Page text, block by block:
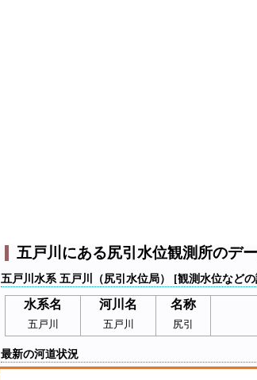
五戸川にある尻引水位観測所のデ
五戸川水系 五戸川（尻引水位局） [観測水位など
水系名 河川名 名称
五戸川 五戸川 尻引
最新の河道状況